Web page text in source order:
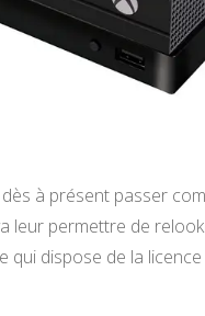
à présent passer
leur permettre de
qui dispose de la